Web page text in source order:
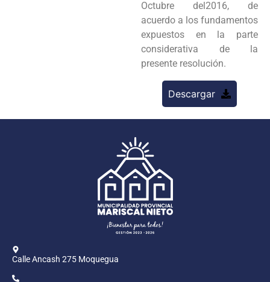
Octubre del2016, de
acuerdo a los fundamentos
expuestos en la parte
considerativa de la
presente resolución.
Descargar
Calle Ancash 275 Moquegua